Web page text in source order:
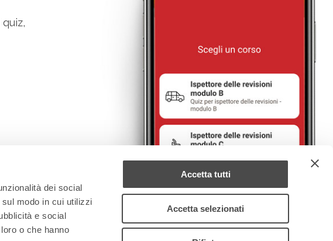
dei social
modo in cui utilizzi
e social
o che hanno
Accetta tutti
Accetta selezionati
0543 473347